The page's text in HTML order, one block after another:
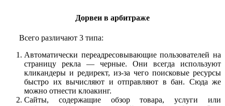
Дорвеи в арбитраже
Всего различают 3 типа:
Автоматически переадресовывающие пользователей на
страницу рекла — черные. Они всегда используют
кликандеры и редирект, из-за чего поисковые ресурсы
быстро их вычисляют и отправляют в бан. Сюда же
можно отнести клоакинг.
Сайты, содержащие обзор товара, услуги или